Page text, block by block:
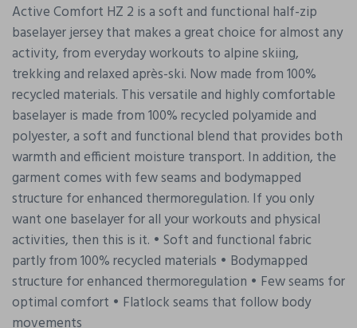
Active Comfort HZ 2 is a soft and functional half-zip
baselayer jersey that makes a great choice for almost any
activity, from everyday workouts to alpine skiing,
trekking and relaxed après-ski. Now made from 100%
recycled materials. This versatile and highly comfortable
baselayer is made from 100% recycled polyamide and
polyester, a soft and functional blend that provides both
warmth and efficient moisture transport. In addition, the
garment comes with few seams and bodymapped
structure for enhanced thermoregulation. If you only
want one baselayer for all your workouts and physical
activities, then this is it. • Soft and functional fabric
partly from 100% recycled materials • Bodymapped
structure for enhanced thermoregulation • Few seams for
optimal comfort • Flatlock seams that follow body
movements